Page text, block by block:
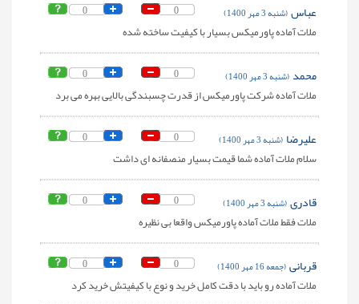
0 0 عباس(شنبه 3 مهر 1400)
ملات آماده پاورمیکس بسیار با کیفیت ساخته شده
0 0 محمد (شنبه 3 مهر 1400)
ملات آماده شرکت پاورمیکس از قدرت چسبندگی بالایی بهره می برد
0 0 علیرضا (شنبه 3 مهر 1400)
سلام ملات آماده شما قیمت بسیار منصفانه ای داشت
0 0 قادری(شنبه 3 مهر 1400)
ملات فقط ملات آماده پاورمیکس واقعا بی نظیره
0 0 قربانی(جمعه 16 مهر 1400)
ملات آماده رو باید با دقت کامل خرید و نوع با کیفیتش خرید کرد